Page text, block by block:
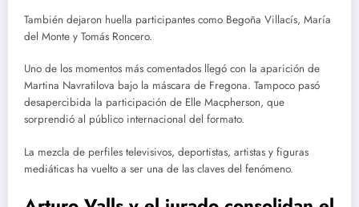
También dejaron huella participantes como Begoña Villacís, María
del Monte y Tomás Roncero.
Uno de los momentos más comentados llegó con la aparición de
Martina Navratilova bajo la máscara de Fregona. Tampoco pasó
desapercibida la participación de Elle Macpherson, que
sorprendió al público internacional del formato.
La mezcla de perfiles televisivos, deportistas, artistas y figuras
mediáticas ha vuelto a ser una de las claves del fenómeno.